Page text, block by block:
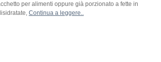
per alimenti oppure già porzionato a fette in
Continua a leggere..